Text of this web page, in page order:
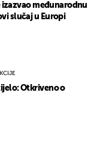
izazvao međunarodnu
slučaj u Europi
Otkriveno o